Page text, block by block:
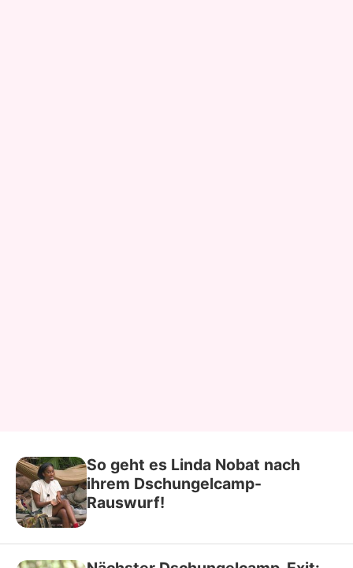
So geht es Linda Nobat nach
ihrem Dschungelcamp-
Rauswurf!